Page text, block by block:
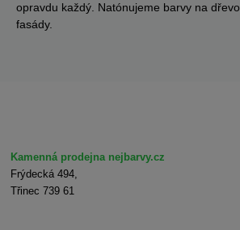
opravdu každý. Natónujeme barvy na
fasády.
Kamenná prodejna nejbarvy.cz
Frýdecká 494,
Třinec 739 61